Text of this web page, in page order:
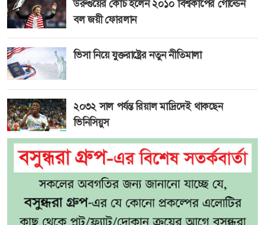
উরুগুয়ের কোচ হলেন ২০১০ বিশ্বকাপের গোল্ডেন
বল জয়ী ফোরলান
ভিসা নিয়ে যুক্তরাষ্ট্রের নতুন নীতিমালা
২০৩২ সাল পর্যন্ত রিয়াল মাদ্রিদেই থাকছেন
ভিনিসিয়ুস